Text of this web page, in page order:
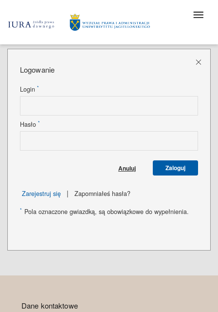
Logowanie
Login *
Hasło *
Anuluj Zaloguj
Zarejestruj się | Zapomniałeś hasła?
* Pola oznaczone gwiazdką, są obowiązkowe do wypełnienia.
Dane kontaktowe